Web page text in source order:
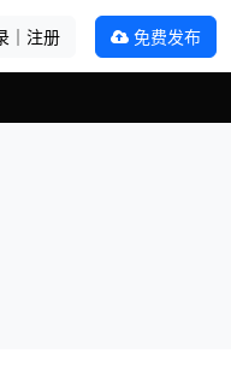
｜注册 免费发布